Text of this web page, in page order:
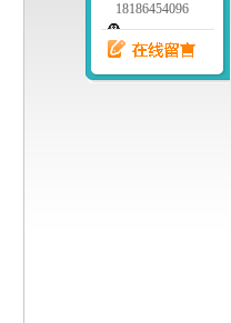
18186454096